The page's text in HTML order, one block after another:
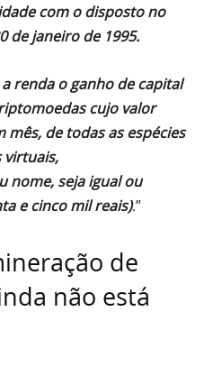
com o disposto no
de janeiro de 1995.
renda o ganho de capital
cujo valor
mês, de todas as espécies
virtuais,
nome, seja igual ou
e cinco mil reais).”
de
não está